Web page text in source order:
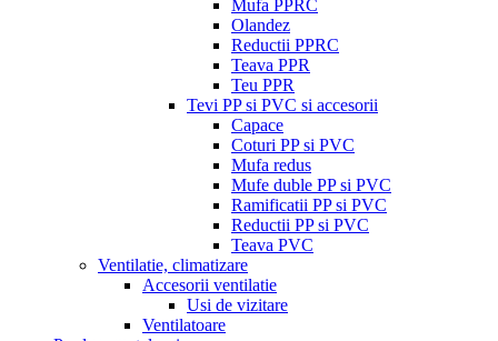
Mufa PPRC
Olandez
Reductii PPRC
Teava PPR
Teu PPR
Tevi PP si PVC si accesorii
Capace
Coturi PP si PVC
Mufa redus
Mufe duble PP si PVC
Ramificatii PP si PVC
Reductii PP si PVC
Teava PVC
Ventilatie, climatizare
Accesorii ventilatie
Usi de vizitare
Ventilatoare